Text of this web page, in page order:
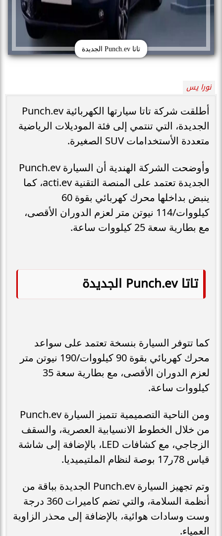
تاتا Punch.ev الجديدة
نورا يس
أطلقت شركة تاتا سيارتها الكهربائية Punch.ev
الجديدة، التي تنتمي إلى فئة الموديلات الرياضية
متعددة الأستخدامات SUV الصغيرة.
وأوضحت الشركة الهندية أن السيارة Punch.ev
الجديدة تعتمد على المنصة التقنية acti.ev، كما
ينبض بداخلها محرك كهربائي بقوة 60
كيلووات/114 نيوتن متر لعزم الدوران الأقصى،
مع بطارية سعة 25 كيلووات ساعة.
تاتا Punch.ev الجديدة
كما تتوفر السيارة بنسخة تعتمد على سواعد
محرك كهربائي بقوة 90 كيلووات/190 نيوتن متر
لعزم الدوران الأقصى، مع بطارية سعة 35
كيلووات ساعة.
ومن الناحية التصميمية تتميز السيارة Punch.ev
من خلال الخطوط الانسيابية العصرية، والسقف
الزجاجي، مع كشافات LED، بالإضافة إلى شاشة
قياس 78ر17 بوصة لنظام الملتيميديا.
وتم تجهيز السيارة Punch.ev الجديدة بباقة من
أنظمة السلامة، والتي تضم كاميرات 360 درجة
وست وسادات هوائية، بالإضافة إلى محذر الزاوية
العمياء.